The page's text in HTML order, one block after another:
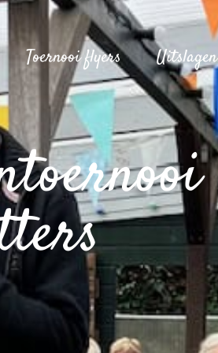
Toernooi flyers Uitslagen